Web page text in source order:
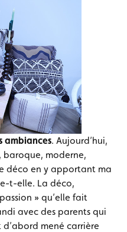
ambiances. Aujourd’hui,
baroque, moderne,
déco en y apportant ma
t-elle. La déco,
» qu’elle fait
avec des parents qui
mené carrière